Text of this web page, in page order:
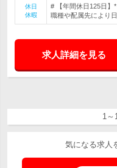
休日
休暇
# 【年間休日125日
職種や配属先により
求人詳細を見る
1～
気になる求人